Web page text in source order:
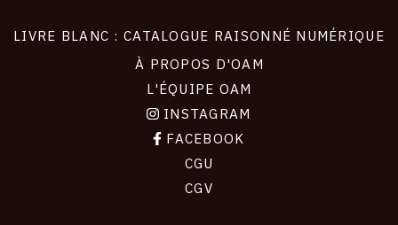
LIVRE BLANC : CATALOGUE RAISONNÉ NUMÉRIQUE
À PROPOS D'OAM
L'ÉQUIPE OAM
INSTAGRAM
FACEBOOK
CGU
CGV